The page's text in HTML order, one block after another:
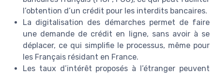
l’obtention d’un crédit pour les interdits bancaires.
La digitalisation des démarches permet de faire
une demande de crédit en ligne, sans avoir à se
déplacer, ce qui simplifie le processus, même pour
les Français résidant en France.
Les taux d’intérêt proposés à l’étranger peuvent